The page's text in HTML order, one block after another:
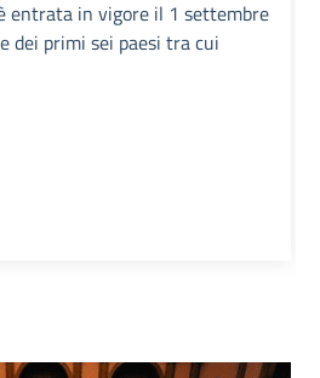
entrata in vigore il 1 settembre
dei primi sei paesi tra cui